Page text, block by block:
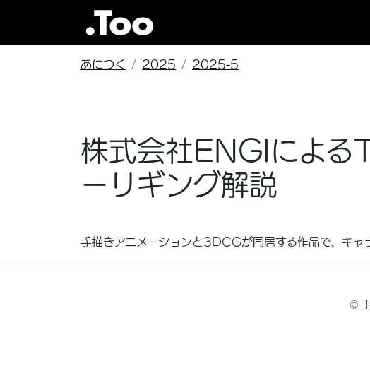
あにつく 2025 2025-5
株式会社ENGIによる
ーリギング解説
手描きアニメーションと3DCGが同居する作品で、キャ
©